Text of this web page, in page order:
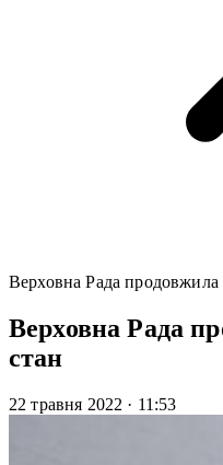
Верховна Рада продовжила
Верховна Рада
стан
22 травня 2022 · 11:53